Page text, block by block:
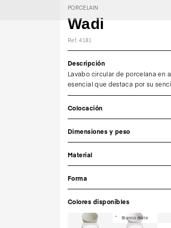
PORCELAIN
Wadi
Ref. 4181
Descripción
Lavabo circular de porcelana en
esencial que destaca por su
Colocación
Dimensiones y peso
Material
Forma
Colores disponibles
Blanco mate